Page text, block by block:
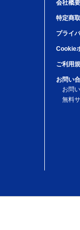
会社概要
特定商
プライ
Cookie
ご利用
お問い
お問
無料